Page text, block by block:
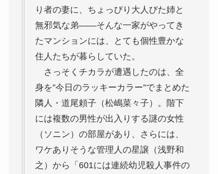
り者の妻に、ちょっぴり大人びた姉と
無邪気な弟――そんな一家がやってき
たマンションには、とても個性豊かな
住人たちが暮らしていた。
さっそくチカラが遭遇したのは、全
身を”今日のラッキーカラー”でまとめた
隣人・ 道尾頼子（松嶋菜々子） 。階下
には複数の男性が出入りする謎の女性
（ソニン） の部屋があり、さらには、
ワケありそうな管理人の星譲（浅野和
之） から「601には連続幼児殺人事件の